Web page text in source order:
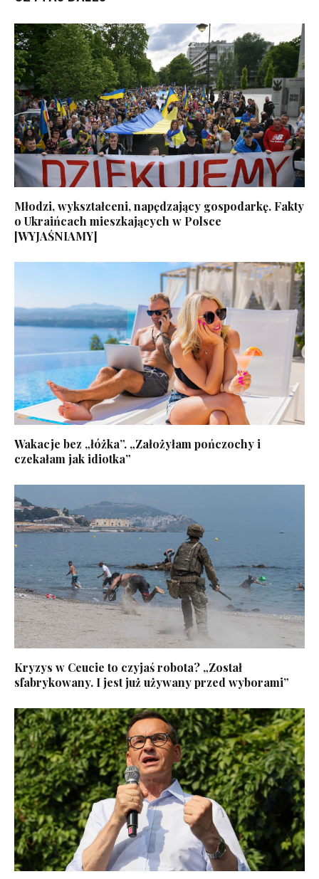
Młodzi, wykształceni, napędzający gospodarkę. Fakty
o Ukraińcach mieszkających w Polsce
[WYJAŚNIAMY]
Wakacje bez „łóżka”. „Założyłam pończochy i
czekałam jak idiotka”
Kryzys w Ceucie to czyjaś robota? „Został
sfabrykowany. I jest już używany przed wyborami”